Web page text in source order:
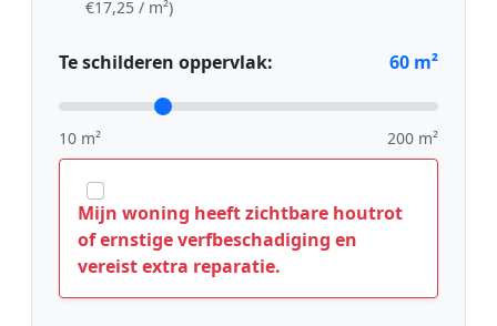
€17,25 / m²)
Te schilderen oppervlak: 60 m²
10 m² 200 m²
Mijn woning heeft zichtbare houtrot
of ernstige verfbeschadiging en
vereist extra reparatie.